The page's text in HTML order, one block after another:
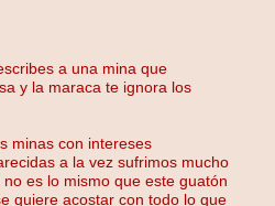
a una mina que
y la maraca te ignora los
minas con intereses
a la vez sufrimos mucho
es lo mismo que este guatón
quiere acostar con todo lo que